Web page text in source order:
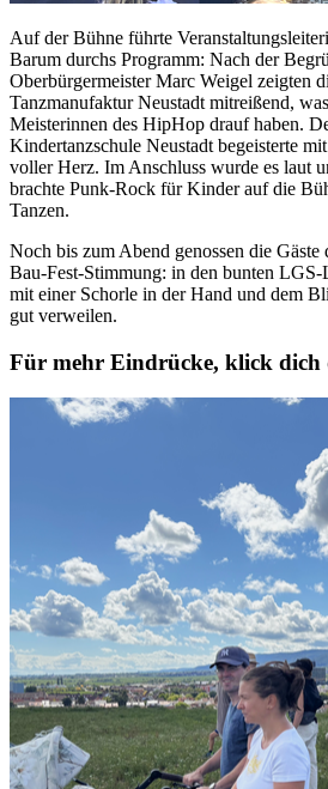
Auf der Bühne führte
Barum durchs Programm: Nach der
Oberbürgermeister Marc Weigel zeigten
Tanzmanufaktur Neustadt mitreißend,
Meisterinnen des HipHop drauf haben.
Kindertanzschule Neustadt begeisterte
voller Herz. Im Anschluss wurde es laut
brachte Punk-Rock für Kinder auf die
Tanzen.
Noch bis zum Abend genossen die Gäste
Bau-Fest-Stimmung: in den bunten LGS-
mit einer Schorle in der Hand und dem
gut verweilen.
Für mehr Eindrücke, klick dich